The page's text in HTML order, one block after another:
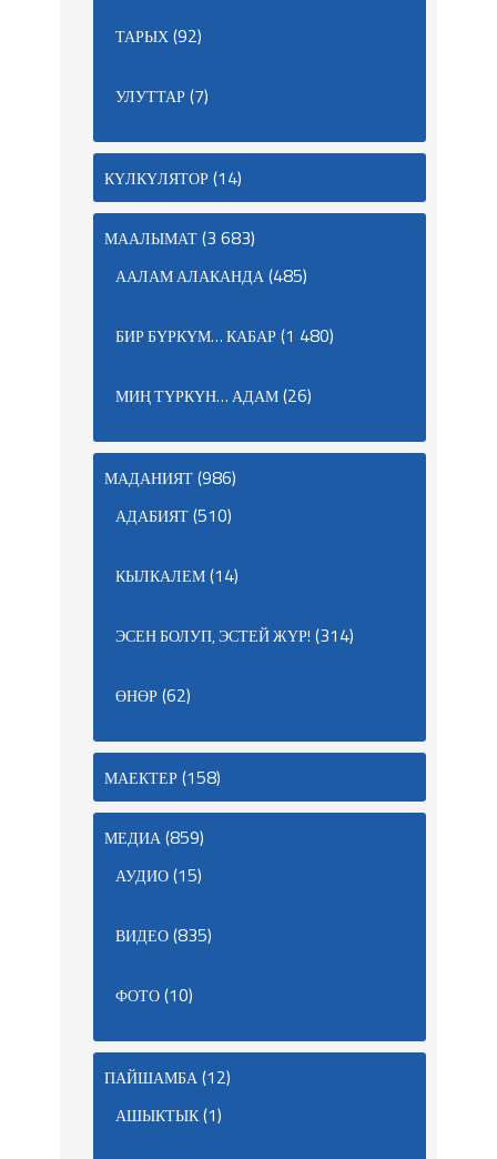
ТАРЫХ(92)
УЛУТТАР(7)
КҮЛКҮЛЯТОР(14)
МААЛЫМАТ(3 683)
ААЛАМ АЛАКАНДА(485)
БИР БҮРКҮМ… КАБАР(1 480)
МИҢ ТҮРКҮН… АДАМ(26)
МАДАНИЯТ(986)
АДАБИЯТ(510)
КЫЛКАЛЕМ(14)
ЭСЕН БОЛУП, ЭСТЕЙ ЖҮР! (314)
ӨНӨР(62)
МАЕКТЕР(158)
МЕДИА(859)
АУДИО(15)
ВИДЕО(835)
ФОТО(10)
ПАЙШАМБА(12)
АШЫКТЫК(1)